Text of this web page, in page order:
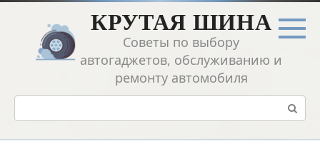
Перейти
контенту
КРУТАЯ ШИНА
Советы по выбору
автогаджетов, обслуживанию и
ремонту автомобиля
Поиск: